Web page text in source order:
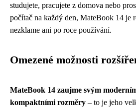
studujete, pracujete z domova nebo
počítač na každý den, MateBook 14 je
nezklame ani po roce používání.
Omezené možnosti
MateBook 14 zaujme svým
kompaktními rozměry – to je jeho